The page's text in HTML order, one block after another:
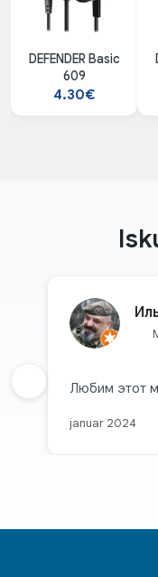
DEFENDER Basic
609
4.30€
Любим этот
januar 2024
Prethodna recenzija